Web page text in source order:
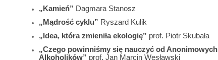
„Kamień” Dagmara Stanosz
„Mądrość cyklu” Ryszard Kulik
„Idea, która zmieniła ekologię” prof. Piotr Skubała
„Czego powinniśmy się nauczyć od Anonimowych
Alkoholików” prof. Jan Marcin Węsławski